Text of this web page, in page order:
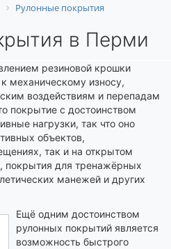
Рулонные покрытия
в Перми
резиновой крошки
механическому износу,
воздействиям и перепадам
покрытие с достоинством
нагрузки, так что оно
объектов,
так и на открытом
покрытия для тренажёрных
манежей и других
Ещё одним достоинством
рулонных покрытий является
возможность быстрого